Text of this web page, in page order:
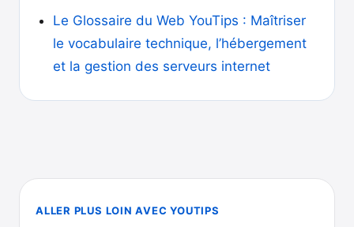
Le Glossaire du Web YouTips : Maîtriser
le vocabulaire technique, l’hébergement
et la gestion des serveurs internet
ALLER PLUS LOIN AVEC YOUTIPS